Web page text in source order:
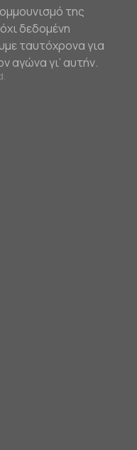
της
δεδομένη
ταυτόχρονα για
αγώνα γι’ αυτήν.